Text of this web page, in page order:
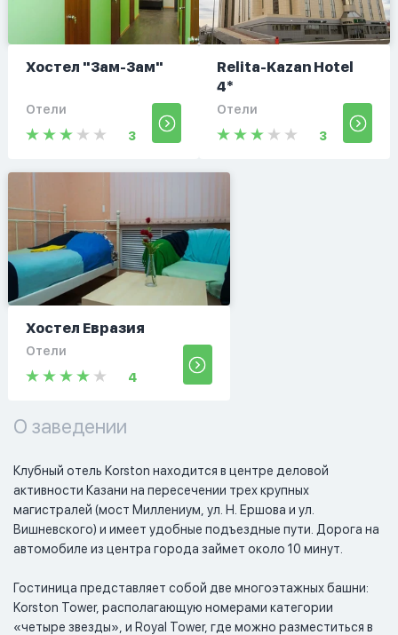
Хостел "Зам-Зам"
Отели
3
Relita-Kazan Hotel
4*
Отели
3
Хостел Евразия
Отели
4
О заведении
Клубный отель Korston находится в центре деловой
активности Казани на пересечении трех крупных
магистралей (мост Миллениум, ул. Н. Ершова и ул.
Вишневского) и имеет удобные подъездные пути. Дорога на
автомобиле из центра города займет около 10 минут.
Гостиница представляет собой две многоэтажных башни:
Korston Tower, располагающую номерами категории
«четыре звезды», и Royal Tower, где можно разместиться в